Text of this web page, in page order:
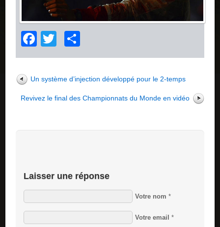
Facebook
Twitter
Un système d’injection développé pour le 2-temps
Revivez le final des Championnats du Monde en vidéo
Laisser une réponse
Votre nom *
Votre email *